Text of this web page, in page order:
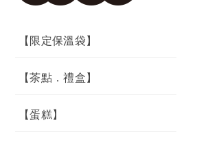
【限定保溫袋】
【茶點．禮盒】
【蛋糕】